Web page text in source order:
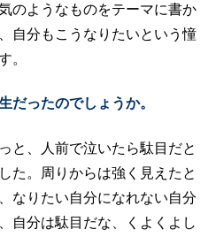
のようなものをテーマに書か
自分もこうなりたいという憧
。
ったのでしょうか。
と、人前で泣いたら駄目だと
た。周りからは強く見えたと
なりたい自分になれない自分
自分は駄目だな、くよくよし